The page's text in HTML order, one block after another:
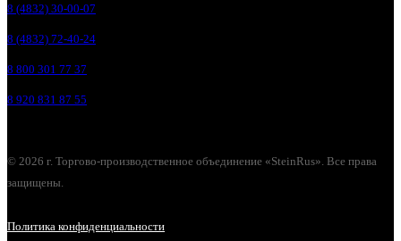
8 (4832) 30-00-07
8 (4832) 72-40-24
8 800 301 77 37
8 920 831 87 55
© 2026 г. Торгово-производственное объединение «SteinRus». Все права
защищены.
Политика конфиденциальности